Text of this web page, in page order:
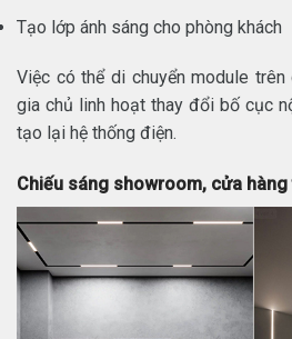
Tạo lớp ánh sáng cho phòng khách
Việc có thể di chuyển module
gia chủ linh hoạt thay đổi bố cục
tạo lại hệ thống điện.
Chiếu sáng showroom, cửa